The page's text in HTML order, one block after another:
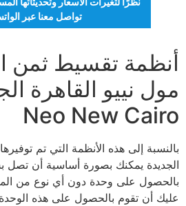
تواصل معنا عبر
أنظمة تقسيط ثمن
Neo New Cairo
بالنسبة إلى هذه الأنظمة التي تم
الجديدة يمكنك بصورة أساسية أن
بالحصول على وحدة دون أي نوع من
عليك أن تقوم بالحصول على هذه